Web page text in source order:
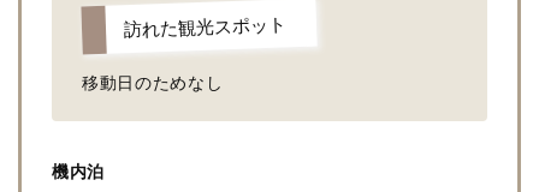
訪れた観光スポット
移動日のためなし
機内泊